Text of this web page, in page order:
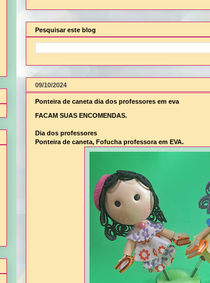
Pesquisar este blog
09/10/2024
Ponteira de caneta dia dos professores em eva
FACAM SUAS ENCOMENDAS.
Dia dos professores
Ponteira de caneta, Fofucha professora em EVA.